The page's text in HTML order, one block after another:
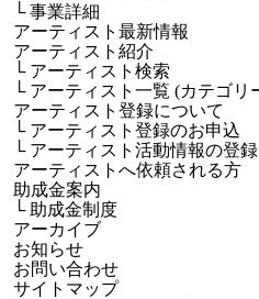
└事業詳細
アーティスト最新情報
アーティスト紹介
└ アーティスト検索
└ アーティスト一覧 (カテゴリ
アーティスト登録について
└ アーティスト登録のお申込
└ アーティスト活動情報の登録
アーティストへ依頼される方
助成金案内
└ 助成金制度
アーカイブ
お知らせ
お問い合わせ
サイトマップ